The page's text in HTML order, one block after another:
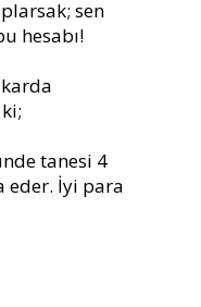
sen
hesabı!
tanesi 4
eder. İyi para